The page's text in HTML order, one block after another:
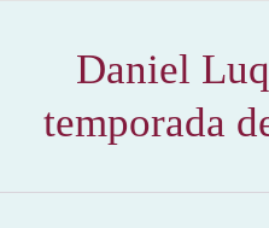
Daniel
temporada